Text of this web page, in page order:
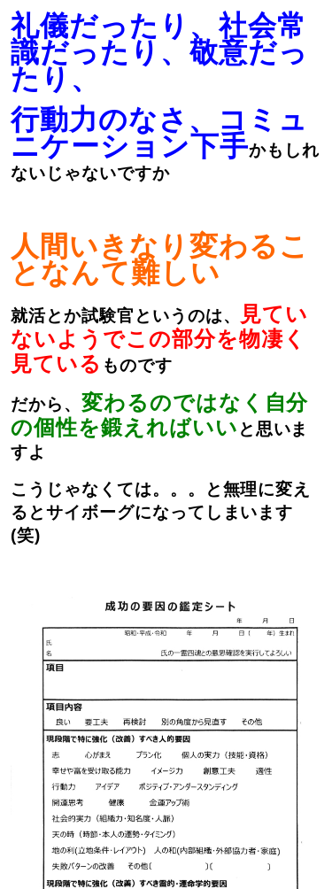
礼儀だったり、社会常
識だったり、敬意だっ
たり、
行動力のなさ、コミュ
ニケーション下手かもしれ
ないじゃないですか
人間いきなり変わるこ
となんて難しい
就活とか試験官というのは、
見てい
ないようでこの部分を物凄く
見ている ものです
だから、 変わるのではなく自分
の個性を鍛えればいい と思いま
すよ
こうじゃなくては。。。と無理に変え
るとサイボーグになってしまいます
(笑)